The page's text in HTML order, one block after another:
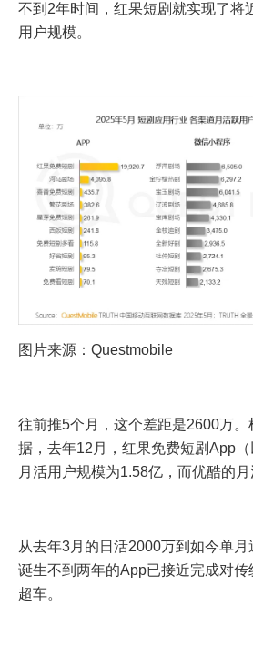
不到2年时间，红果短剧就实现了将
用户规模。
图片来源：Questmobile
往前推5个月，这个差距是2600万。
据，去年12月，红果免费短剧App（
月活用户规模为1.58亿，而优酷的月
从去年3月的日活2000万到如今单
诞生不到两年的App已接近完成对
超车。